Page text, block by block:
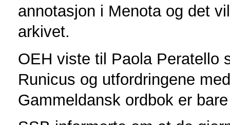
annotasjon i Menota og det
arkivet.
OEH viste til Paola Peratello
Runicus og utfordringene
Gammeldansk ordbok er